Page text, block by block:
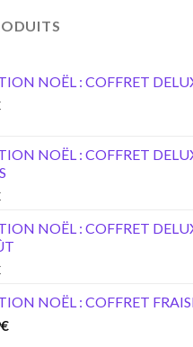
NOËL : COFFRET
NOËL : COFFRET
NOËL : COFFRET
NOËL : COFFRET
€